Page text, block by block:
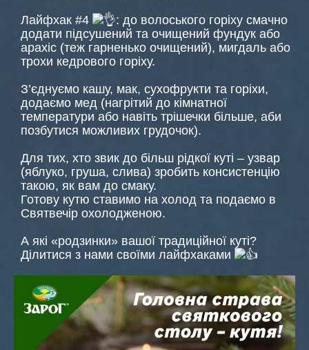
Лайфхак #4
: до волоського горіху смачно
додати підсушений та очищений фундук або
арахіс (теж гарненько очищений), мигдаль або
трохи кедрового горіху.
З’єднуємо кашу, мак, сухофрукти та горіхи,
додаємо мед (нагрітий до кімнатної
температури або навіть трішечки більше, аби
позбутися можливих грудочок).
Для тих, хто звик до більш рідкої куті – узвар
(яблуко, груша, слива) зробить консистенцію
такою, як вам до смаку.
Готову кутю ставимо на холод та подаємо в
Святвечір охолодженою.
А які «родзинки» вашої традиційної куті?
Ділитися з нами своїми лайфхаками